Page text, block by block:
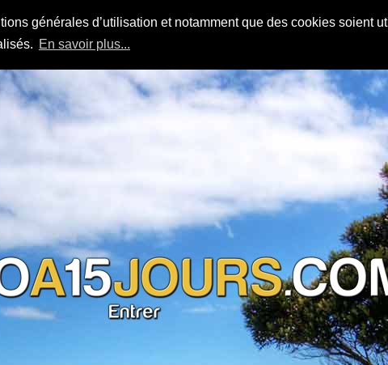
générales d’utilisation et notamment que des cookies soient
En savoir plus...